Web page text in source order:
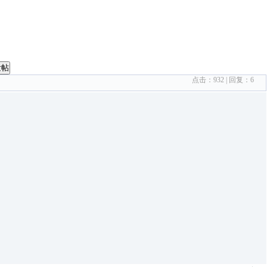
点击： 932 | 回复： 6